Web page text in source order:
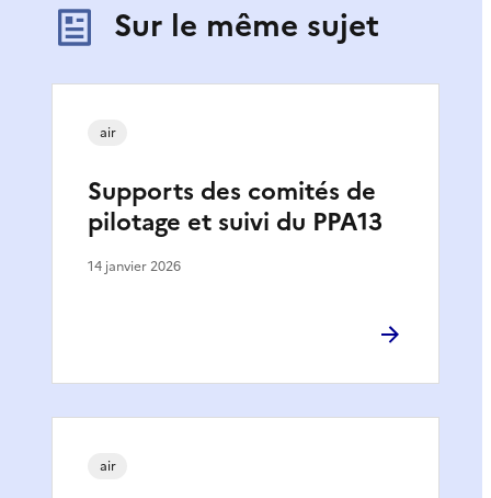
Sur le même sujet
Supports des comités de
pilotage et suivi du PPA13
air
14 janvier 2026
air